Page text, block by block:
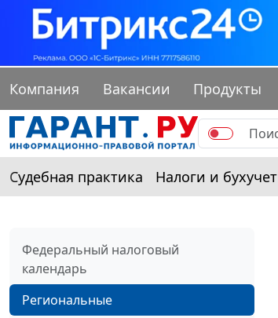
Компания Вакансии Продукты
Судебная практика Налоги и бухучет
Федеральный налоговый
календарь
Региональные